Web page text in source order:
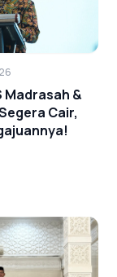
Madrasah &
Cair,